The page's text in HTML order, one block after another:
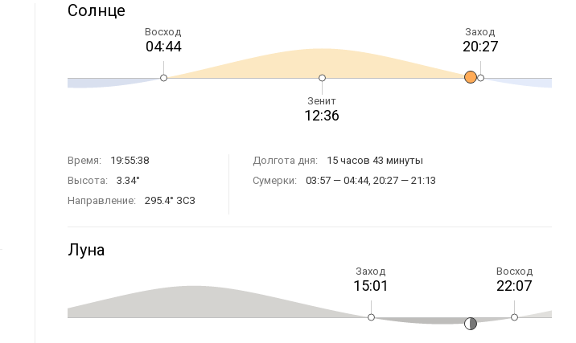
Солнце
Восход
04:44
Заход
20:27
Зенит
12:36
Время:
19:55:38
Высота:
3.34°
Направление:
295.4° ЗСЗ
Долгота дня:
15 часов 43 минуты
Сумерки:
03:57 — 04:44, 20:27 — 21:13
Луна
Восход
22:07
Заход
15:01